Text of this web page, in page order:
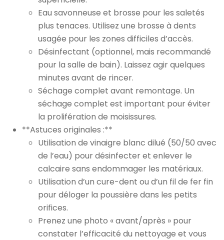
Eau savonneuse et brosse pour les saletés
plus tenaces. Utilisez une brosse à dents
usagée pour les zones difficiles d’accès.
Désinfectant (optionnel, mais recommandé
pour la salle de bain). Laissez agir quelques
minutes avant de rincer.
Séchage complet avant remontage. Un
séchage complet est important pour éviter
la prolifération de moisissures.
**Astuces originales :**
Utilisation de vinaigre blanc dilué (50/50 avec
de l’eau) pour désinfecter et enlever le
calcaire sans endommager les matériaux.
Utilisation d’un cure-dent ou d’un fil de fer fin
pour déloger la poussière dans les petits
orifices.
Prenez une photo « avant/après » pour
constater l’efficacité du nettoyage et vous